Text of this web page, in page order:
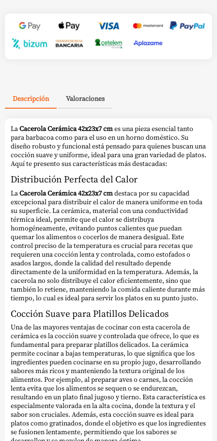
Descripción Valoraciones
LaCacerola Cerámica 42x23x7 cmes una pieza esencial tanto
para barbacoa como para el uso en un horno doméstico. Su
diseño robusto y funcional está pensado para quienes buscan una
cocción suave y uniforme, ideal para una gran variedad de platos.
Aquí te presento sus características más destacadas:
Distribución Perfecta del Calor
LaCacerola Cerámica 42x23x7 cmdestaca por su capacidad
excepcional para distribuir el calor de manera uniforme en toda
su superficie. La cerámica, material con una conductividad
térmica ideal, permite que el calor se distribuya
homogéneamente, evitando puntos calientes que puedan
quemar los alimentos o cocerlos de manera desigual. Este
control preciso de la temperatura es crucial para recetas que
requieren una cocción lenta y controlada, como estofados o
asados largos, donde la calidad del resultado depende
directamente de la uniformidad en la temperatura. Además, la
cacerola no solo distribuye el calor eficientemente, sino que
también lo retiene, manteniendo la comida caliente durante más
tiempo, lo cual es ideal para servir los platos en su punto justo.
Cocción Suave para Platillos Delicados
Una de las mayores ventajas de cocinar con esta cacerola de
cerámica es la cocción suave y controlada que ofrece, lo que es
fundamental para preparar platillos delicados. La cerámica
permite cocinar a bajas temperaturas, lo que significa que los
ingredientes pueden cocinarse en su propio jugo, desarrollando
sabores más ricos y manteniendo la textura original de los
alimentos. Por ejemplo, al preparar aves o carnes, la cocción
lenta evita que los alimentos se sequen o se endurezcan,
resultando en un plato final jugoso y tierno. Esta característica es
especialmente valorada en la alta cocina, donde la textura y el
sabor son cruciales. Además, esta cocción suave es ideal para
platos como gratinados, donde el objetivo es que los ingredientes
se fusionen lentamente, permitiendo que los sabores se